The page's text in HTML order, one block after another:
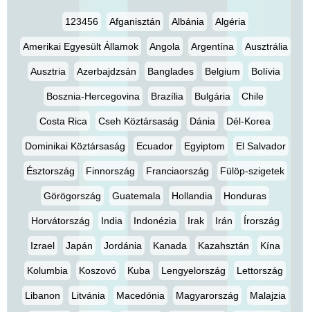
123456 Afganisztán Albánia Algéria
Amerikai Egyesült Államok Angola Argentína Ausztrália
Ausztria Azerbajdzsán Banglades Belgium Bolívia
Bosznia-Hercegovina Brazília Bulgária Chile
Costa Rica Cseh Köztársaság Dánia Dél-Korea
Dominikai Köztársaság Ecuador Egyiptom El Salvador
Észtország Finnország Franciaország Fülöp-szigetek
Görögország Guatemala Hollandia Honduras
Horvátország India Indonézia Irak Irán Írország
Izrael Japán Jordánia Kanada Kazahsztán Kína
Kolumbia Koszovó Kuba Lengyelország Lettország
Libanon Litvánia Macedónia Magyarország Malajzia